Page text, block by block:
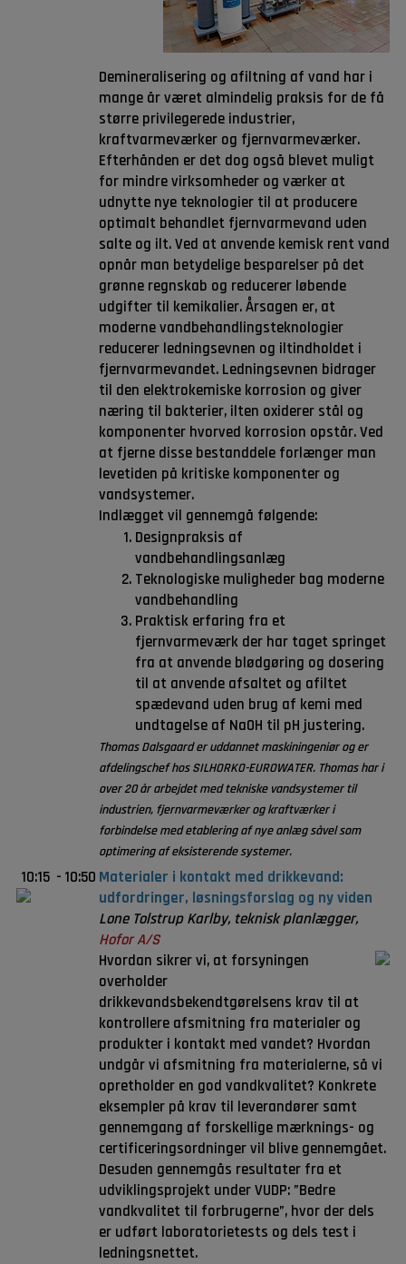
Demineralisering og afiltning af vand har i
mange år været almindelig praksis for de få
større privilegerede industrier,
kraftvarmeværker og fjernvarmeværker.
Efterhånden er det dog også blevet muligt
for mindre virksomheder og værker at
udnytte nye teknologier til at producere
optimalt behandlet fjernvarmevand uden
salte og ilt. Ved at anvende kemisk rent vand
opnår man betydelige besparelser på det
grønne regnskab og reducerer løbende
udgifter til kemikalier. Årsagen er, at
moderne vandbehandlingsteknologier
reducerer ledningsevnen og iltindholdet i
fjernvarmevandet. Ledningsevnen bidrager
til den elektrokemiske korrosion og giver
næring til bakterier, ilten oxiderer stål og
komponenter hvorved korrosion opstår. Ved
at fjerne disse bestanddele forlænger man
levetiden på kritiske komponenter og
vandsystemer.
Indlægget vil gennemgå følgende:
Designpraksis af
vandbehandlingsanlæg
Teknologiske muligheder bag moderne
vandbehandling
Praktisk erfaring fra et
fjernvarmeværk der har taget springet
fra at anvende blødgøring og dosering
til at anvende afsaltet og afiltet
spædevand uden brug af kemi med
undtagelse af NaOH til pH justering.
Thomas Dalsgaard er uddannet maskiningeniør og er
afdelingschef hos SILHORKO-EUROWATER. Thomas har i
over 20 år arbejdet med tekniske vandsystemer til
industrien, fjernvarmeværker og kraftværker i
forbindelse med etablering af nye anlæg såvel som
optimering af eksisterende systemer.
10:15 - 10:50 Materialer i kontakt med drikkevand:
udfordringer, løsningsforslag og ny viden
Lone Tolstrup Karlby, teknisk planlægger,
Hofor A/S
Hvordan sikrer vi, at forsyningen
overholder
drikkevandsbekendtgørelsens krav til at
kontrollere afsmitning fra materialer og
produkter i kontakt med vandet? Hvordan
undgår vi afsmitning fra materialerne, så vi
opretholder en god vandkvalitet? Konkrete
eksempler på krav til leverandører samt
gennemgang af forskellige mærknings- og
certificeringsordninger vil blive gennemgået.
Desuden gennemgås resultater fra et
udviklingsprojekt under VUDP: ”Bedre
vandkvalitet til forbrugerne”, hvor der dels
er udført laboratorietests og dels test i
ledningsnettet.